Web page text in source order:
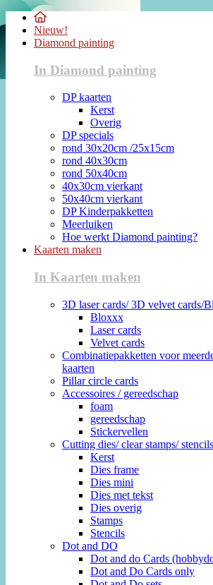
Nieuw!
Diamond painting
In Diamond painting
DP kaarten
Kerst
Overig
DP specials
rond 30x20cm /25x15cm
rond 40x30cm
rond 50x40cm
40x30cm vierkant
50x40cm vierkant
DP Kinderpakketten
Meerluiken
Hoe werkt Diamond painting?
Kaarten maken
In Kaarten maken
3D laser cards/ 3D velvet cards/
Bloxxx
Laser cards
Velvet cards
Combinatiepakketten voor
kaarten
Pillar circle cards
Accessoires / gereedschap
foam
gereedschap
Stickervellen
Cutting dies/ clear stamps/ stencils
Kerst
Dies frame
Dies mini
Dies met tekst
Dies overig
Stamps
Stencils
Dot and DO
Dot and do Cards
Dot and Do Cards only